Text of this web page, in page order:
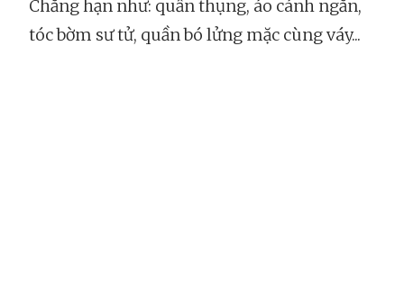
Chẳng hạn như: quần thụng, áo cánh ngắn,
tóc bờm sư tử, quần bó lửng mặc cùng váy...